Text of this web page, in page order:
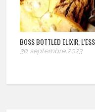
BOSS BOTTLED ELIXIR,
30 septembre 2023